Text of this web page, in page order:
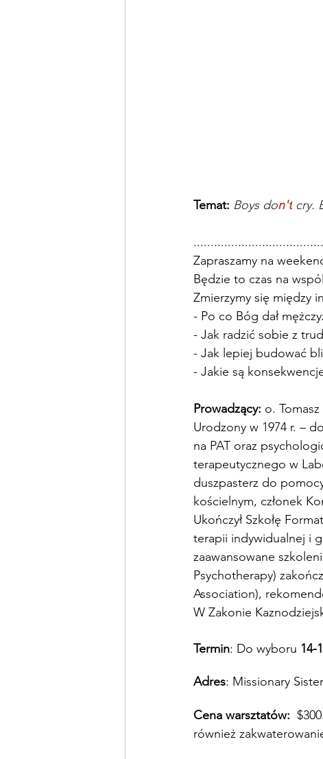
Temat: Boys don't cry.
Zapraszamy na
Będzie to czas na
Zmierzymy się między
- Po co Bóg dał
- Jak radzić sobie z
- Jak lepiej budować
- Jakie są
Prowadzący: o.
Urodzony w 1974 r. –
na PAT oraz
terapeutycznego w
duszpasterz do
kościelnym, członek
Ukończył Szkołę
terapii indywidualnej i
zaawansowane
Psychotherapy)
Association),
W Zakonie
Termin: Do wyboru 14-
Adres: Missionary
Cena warsztatów:
również